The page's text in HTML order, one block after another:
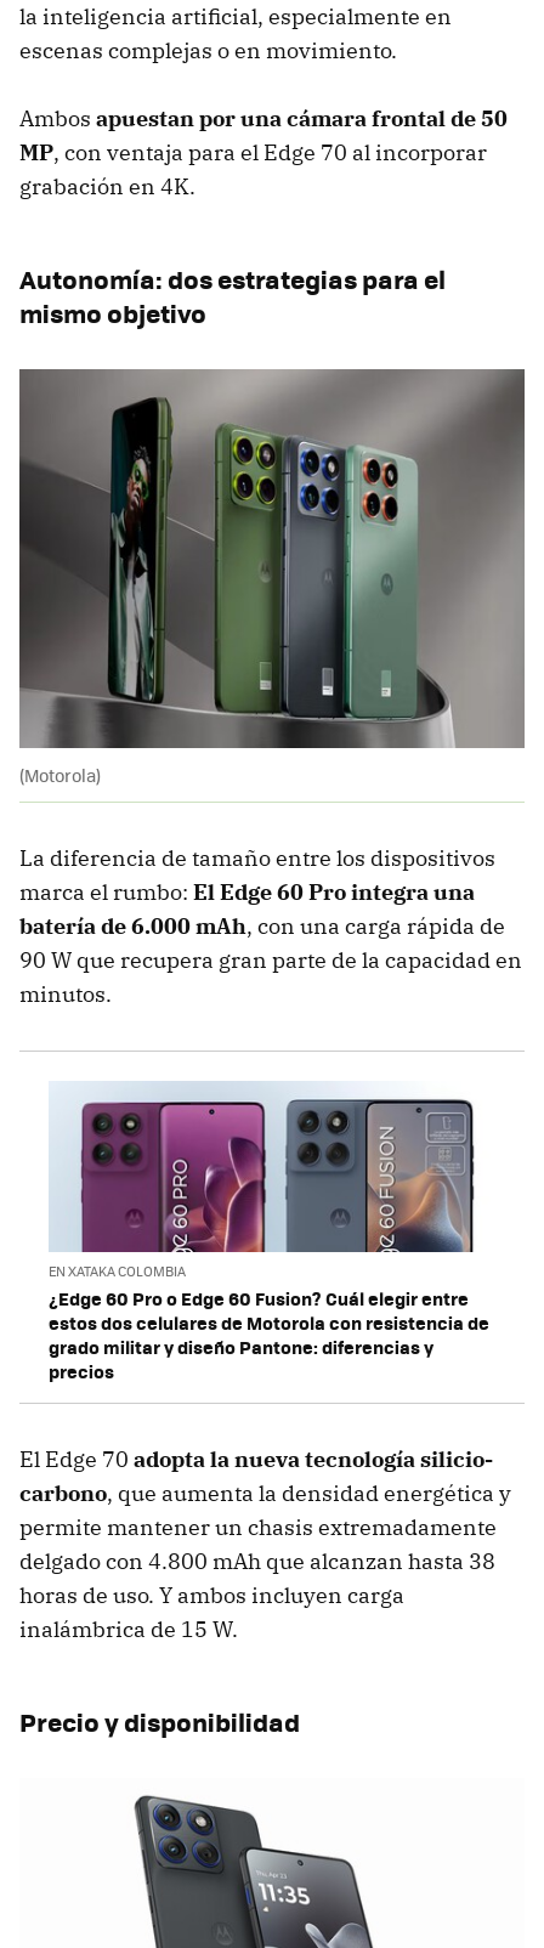
la inteligencia artificial, especialmente en
escenas complejas o en movimiento.
Ambos apuestan por una cámara frontal de50
MP, con ventaja para el Edge 70 al incorporar
grabación en 4K.
Autonomía: dos estrategias para el
mismo objetivo
(Motorola)
La diferencia de tamaño entre los dispositivos
marca el rumbo: El Edge 60 Pro integra una
batería de6.000 mAh, con una carga rápida de
90 W que recupera gran parte de la capacidad en
minutos.
EN XATAKA COLOMBIA
¿Edge 60 Pro o Edge 60 Fusion? Cuál elegir entre
estos dos celulares de Motorola con resistencia de
grado militar y diseño Pantone: diferencias y
precios
El Edge 70 adopta la nueva tecnologíasilicio-
carbono, que aumenta la densidad energética y
permite mantener un chasis extremadamente
delgado con 4.800 mAh que alcanzan hasta 38
horas de uso. Y ambos incluyen carga
inalámbrica de 15 W.
Precio y disponibilidad